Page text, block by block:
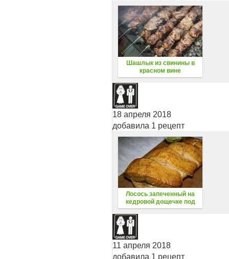
Шашлык из свинины в
красном вине
18 апреля 2018
добавила 1 рецепт
Лосось запеченный на
кедровой дощечке под
соусом таратор
11 апреля 2018
добавила 1 рецепт